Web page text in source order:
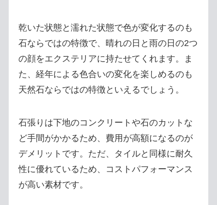
乾いた状態と濡れた状態で色が変化するのも
石ならではの特徴で、晴れの日と雨の日の2つ
の顔をエクステリアに持たせてくれます。ま
た、経年による色合いの変化を楽しめるのも
天然石ならではの特徴といえるでしょう。
石張りは下地のコンクリートや石のカットな
ど手間がかかるため、費用が高額になるのが
デメリットです。ただ、タイルと同様に耐久
性に優れているため、コストパフォーマンス
が高い素材です。